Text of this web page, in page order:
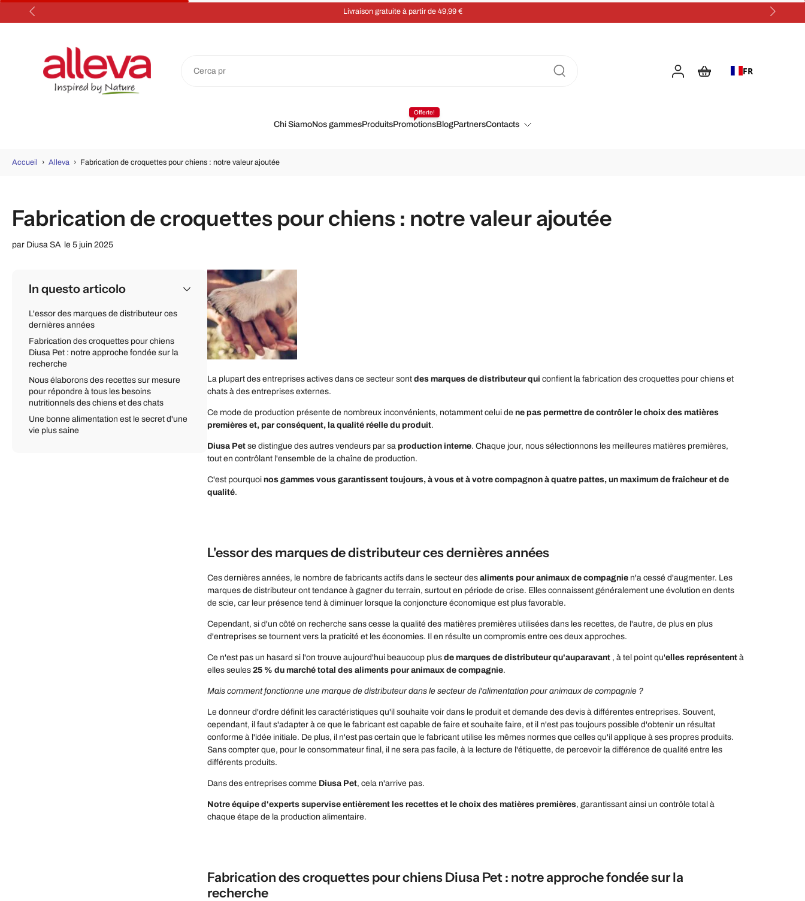
Aller
Livraison gratuite à partir de 49,99 €
FR
Chi SiamoNos gammesProduitsPromotions
Offerte!
BlogPartnersContacts
Accueil › Alleva › Fabrication de croquettes pour chiens : notre valeur ajoutée
Fabrication de croquettes pour chiens : notre valeur ajoutée
par Diusa SA le 5 juin 2025
In questo articolo
L'essor des marques de distributeur ces
dernières années
Fabrication des croquettes pour chiens
Diusa Pet : notre approche fondée sur la
recherche
Nous élaborons des recettes sur mesure
pour répondre à tous les besoins
nutritionnels des chiens et des chats
Une bonne alimentation est le secret d'une
vie plus saine
La plupart des entreprises actives dans ce secteur sont des marques de distributeur qui confient la fabrication des croquettes pour chiens et
chats à des entreprises externes.
Ce mode de production présente de nombreux inconvénients, notamment celui de ne pas permettre de contrôler le choix des matières
premières et, par conséquent, la qualité réelle du produit.
Diusa Pet se distingue des autres vendeurs par sa production interne. Chaque jour, nous sélectionnons les meilleures matières premières,
tout en contrôlant l'ensemble de la chaîne de production.
C'est pourquoi nos gammes vous garantissent toujours, à vous et à votre compagnon à quatre pattes, un maximum de fraîcheur et de
qualité.
L'essor des marques de distributeur ces dernières années
Ces dernières années, le nombre de fabricants actifs dans le secteur des aliments pour animaux de compagnie n'a cessé d'augmenter. Les
marques de distributeur ont tendance à gagner du terrain, surtout en période de crise. Elles connaissent généralement une évolution en dents
de scie, car leur présence tend à diminuer lorsque la conjoncture économique est plus favorable.
Cependant, si d'un côté on recherche sans cesse la qualité des matières premières utilisées dans les recettes, de l'autre, de plus en plus
d'entreprises se tournent vers la praticité et les économies. Il en résulte un compromis entre ces deux approches.
Ce n'est pas un hasard si l'on trouve aujourd'hui beaucoup plus de marques de distributeur qu'auparavant , à tel point qu'elles représentent à
elles seules 25 % du marché total des aliments pour animaux de compagnie.
Mais comment fonctionne une marque de distributeur dans le secteur de l'alimentation pour animaux de compagnie ?
Le donneur d'ordre définit les caractéristiques qu'il souhaite voir dans le produit et demande des devis à différentes entreprises. Souvent,
cependant, il faut s'adapter à ce que le fabricant est capable de faire et souhaite faire, et il n'est pas toujours possible d'obtenir un résultat
conforme à l'idée initiale. De plus, il n'est pas certain que le fabricant utilise les mêmes normes que celles qu'il applique à ses propres produits.
Sans compter que, pour le consommateur final, il ne sera pas facile, à la lecture de l'étiquette, de percevoir la différence de qualité entre les
différents produits.
Dans des entreprises comme Diusa Pet, cela n'arrive pas.
Notre équipe d'experts supervise entièrement les recettes et le choix des matières premières, garantissant ainsi un contrôle total à
chaque étape de la production alimentaire.
Fabrication des croquettes pour chiens Diusa Pet : notre approche fondée sur la
recherche